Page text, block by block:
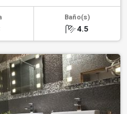
Baño(s)
4.5